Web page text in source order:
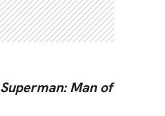
Superman: Man of